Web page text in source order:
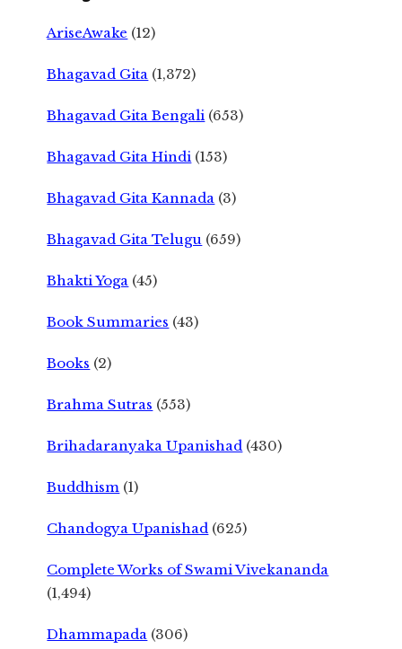
AriseAwake (12)
Bhagavad Gita (1,372)
Bhagavad Gita Bengali (653)
Bhagavad Gita Hindi (153)
Bhagavad Gita Kannada (3)
Bhagavad Gita Telugu (659)
Bhakti Yoga (45)
Book Summaries (43)
Books (2)
Brahma Sutras (553)
Brihadaranyaka Upanishad (430)
Buddhism (1)
Chandogya Upanishad (625)
Complete Works of Swami Vivekananda
(1,494)
Dhammapada (306)